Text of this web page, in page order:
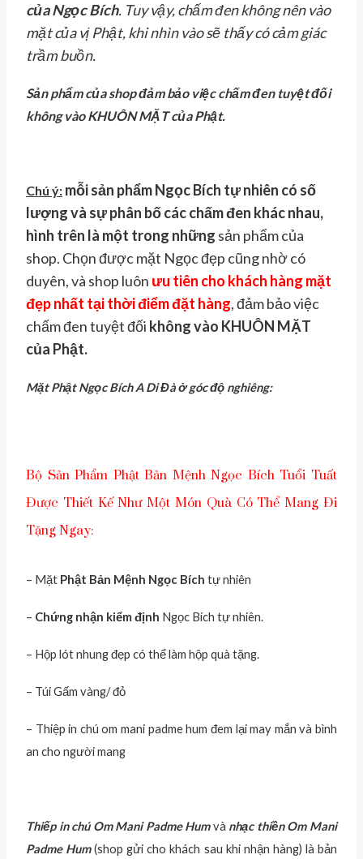
của Ngọc Bích. Tuy vậy, chấm đen không nên vào
mặt của vị Phật, khi nhìn vào sẽ thấy có cảm giác
trầm buồn.
Sản phẩm của shop đảm bảo việc chấm đen tuyệt đối
không vào KHUÔN MẶT của Phật.
Chú ý: mỗi sản phẩm Ngọc Bích tự nhiên có số
lượng và sự phân bố các chấm đen khác nhau,
hình trên là một trong những sản phẩm của
shop. Chọn được mặt Ngọc đẹp cũng nhờ có
duyên, và shop luôn ưu tiên cho khách hàng mặt
đẹp nhất tại thời điểm đặt hàng, đảm bảo việc
chấm đen tuyệt đối không vào KHUÔN MẶT
của Phật.
Mặt Phật Ngọc Bích A Di Đà ở góc độ nghiêng:
Bộ Sản Phẩm Phật Bản Mệnh Ngọc Bích Tuổi Tuất
Được Thiết Kế Như Một Món Quà Có Thể Mang Đi
Tặng Ngay:
– Mặt Phật Bản Mệnh Ngọc Bích tự nhiên
– Chứng nhận kiểm định Ngọc Bích tự nhiên.
– Hộp lót nhung đẹp có thể làm hộp quà tặng.
– Túi Gấm vàng/ đỏ
– Thiệp in chú om mani padme hum đem lại may mắn và bình
an cho người mang
Thiếp in chú Om Mani Padme Hum và nhạc thiền Om Mani
Padme Hum(shop gửi cho khách sau khi nhận hàng) là bản